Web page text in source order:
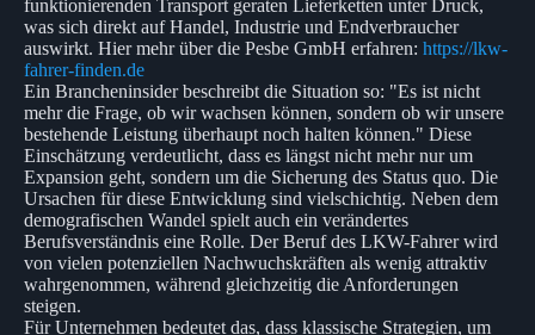
funktionierenden Transport geraten Lieferketten unter Druck,
was sich direkt auf Handel, Industrie und Endverbraucher
auswirkt. Hier mehr über die Pesbe GmbH erfahren: https://lkw-
fahrer-finden.de
Ein Brancheninsider beschreibt die Situation so: "Es ist nicht
mehr die Frage, ob wir wachsen können, sondern ob wir unsere
bestehende Leistung überhaupt noch halten können." Diese
Einschätzung verdeutlicht, dass es längst nicht mehr nur um
Expansion geht, sondern um die Sicherung des Status quo. Die
Ursachen für diese Entwicklung sind vielschichtig. Neben dem
demografischen Wandel spielt auch ein verändertes
Berufsverständnis eine Rolle. Der Beruf des LKW-Fahrer wird
von vielen potenziellen Nachwuchskräften als wenig attraktiv
wahrgenommen, während gleichzeitig die Anforderungen
steigen.
Für Unternehmen bedeutet das, dass klassische Strategien, um